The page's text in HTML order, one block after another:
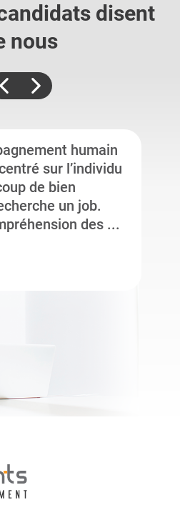
disent
nous
humain
sur l’individu
de bien
un job.
des ...